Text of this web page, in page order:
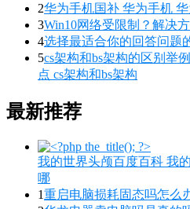
2华为手机国补 华为手机
3Win10网络受限制？解决
4选择最适合你的回答问题
5cs架构和bs架构的区别举
点 cs架构和bs架构
最新推荐
我的世界头颅百度百科 我
哪
1重启电脑损耗固态吗怎么